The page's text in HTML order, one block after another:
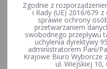
Wybory uzupełniające do
wyborczym nr 7 zarządzone
Wybory uzupełniające do
wyborczym nr 7 zarządzone
Zgodnie z
i Rady (UE) 2016/679
sprawie ochrony
przetwarzaniem
swobodnego przepływu
uchylenia dyrektywy
administratorem Pani/
Krajowe Biuro Wyborcze
ul. Wiejskiej 10,